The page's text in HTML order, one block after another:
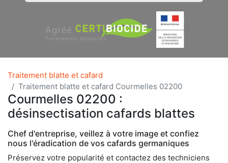
Traitement blatte et cafard
Traitement blatte et cafard Courmelles 02200
Courmelles 02200 :
désinsectisation cafards blattes
Chef d'entreprise, veillez à votre image et confiez
nous l'éradication de vos cafards germaniques
Préservez votre popularité et contactez des techniciens